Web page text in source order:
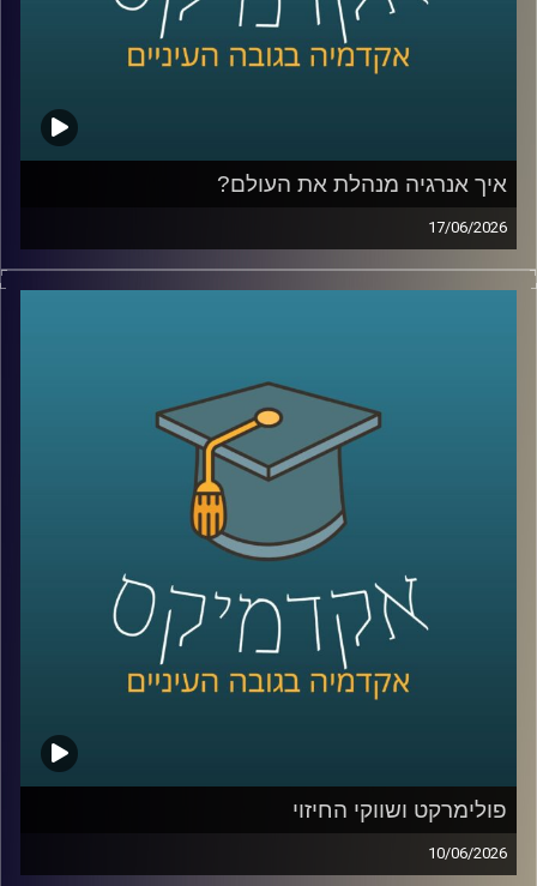
קרדיט תמונות:AudioVersity
איך אנרגיה מנהלת את העולם?
17/06/2026
בשנים האחרונות אנחנו שומעים בלי סוף על משברי אנרגיה,
מחירי נפט, גז טבעי, מצרי הורמוז ומאבקי כוח בין מדינות, אבל
ביטחון לאומי והשפעה עולמית.
בפרק של היום נדבר על איך אנרגיה מעצבת את העולם
שאנחנו חיים בו, איך גילוי הגז שינה את המעמד של ישראל
במזרח התיכון, למה מצרים הפכה לשחקנית מרכזית בתחום,
ואיך שיתופי פעולה אנרגטיים יכולים להשפיע גם על יחסים
איתנו היום ד״ר עמית מור, מנכ"ל משותף באקו-אנרג'י יעוץ
כלכלי אסטרטגי ומרצה באוניברסיטת רייכמן. מומחה בינ"ל
לכלכלת אנרגיה וסביבה, חשמל גז טבעי ונפט, בעל ניסיון עשיר
בייעוץ לממשלות, חברות בינלאומיות ומוסדות פיננסיים, יועץ
לבנק העולמי בפרויקטים גלובליים בתחומי אנרגיה ותשתיות.
פולימרקט ושווקי החיזוי
10/06/2026